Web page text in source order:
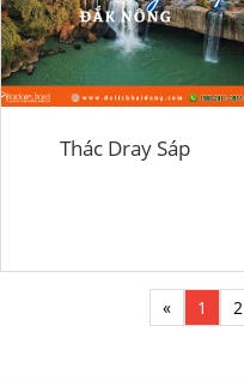
Thác Dray Sáp
« 1 2